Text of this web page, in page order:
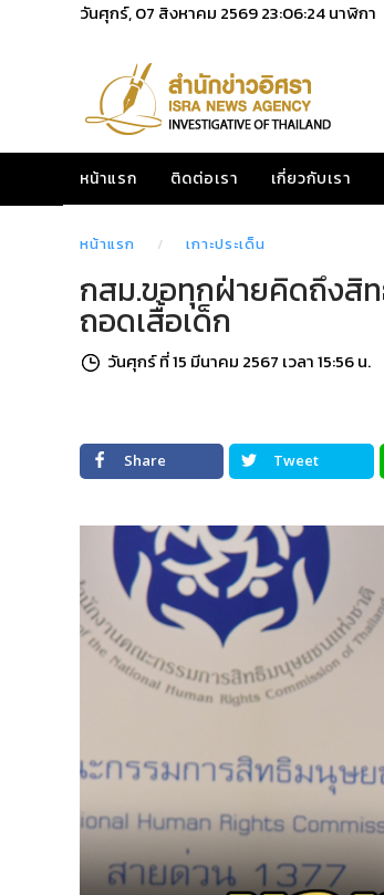
วันศุกร์, 07 สิงหาคม 256923:06:25นาฬิกา
หน้าแรก ติดต่อเรา เกี่ยวกับเรา
หน้าแรก เกาะประเด็น
กสม.ขอทุกฝ่ายคิดถึงสิ
ถอดเสื้อเด็ก
วันศุกร์ ที่ 15 มีนาคม 2567 เวลา 15:56 น.
Share Tweet